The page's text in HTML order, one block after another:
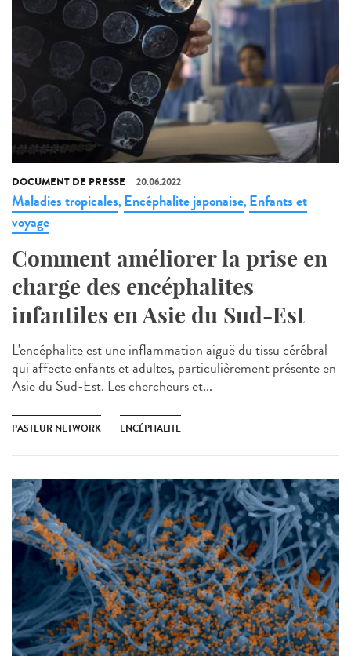
DOCUMENT DE PRESSE 20.06.2022
Maladies tropicales, Encéphalite japonaise, Enfants et
voyage
Comment améliorer la prise en
charge des encéphalites
infantiles en Asie du Sud-Est
L'encéphalite est une inflammation aiguë du tissu cérébral
qui affecte enfants et adultes, particulièrement présente en
Asie du Sud-Est. Les chercheurs et...
PASTEUR NETWORK ENCÉPHALITE